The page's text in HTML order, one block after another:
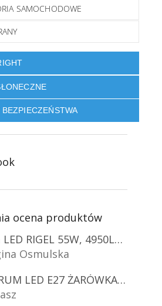
SAMOCHODOWE
ocena produktów
Lampa LED RIGEL 55W, 4950LM, E27, 6500K [WL-10]
to 5 na 5 gwiazdek.
Osmulska
SPECTRUM LED E27 ŻARÓWKA LED 9W, A60/10-PACK!
to 5 na 5 gwiazdek.